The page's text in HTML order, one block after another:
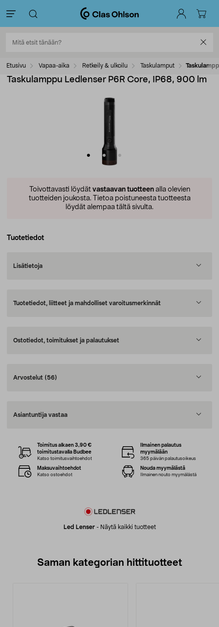
Etusivu Vapaa-aika Retkeily & ulkoilu Taskulamput
Taskulamppu Ledlenser P6R Core, IP68, 900 lm
Toivottavasti löydät vastaavan tuotteenalla olevien
tuotteiden joukosta. Tietoa poistuneesta tuotteesta
löydät alempaa tältä sivulta.
Tuotetiedot
Lisätietoja
Tuotetiedot, liitteet ja mahdolliset varoitusmerkinnät
Ostotiedot, toimitukset ja palautukset
Arvostelut (56)
Asiantuntija vastaa
Led Lenser- Näytä kaikki tuotteet
Toimitus alkaen 3,90 €
toimitustavalla Budbee
Katso toimitusvaihtoehdot
Ilmainen palautus
myymälään
365 päivän palautusoikeus
Maksuvaihtoehdot
Katso ostoehdot
Nouda myymälästä
Ilmainen nouto myymälästä
Saman kategorian hittituotteet